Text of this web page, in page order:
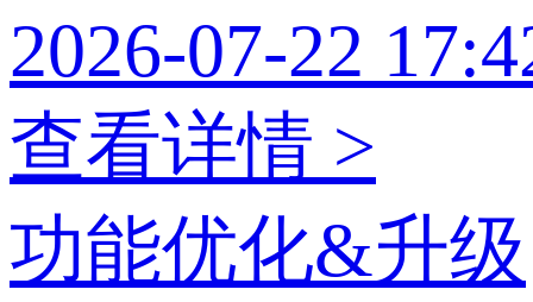
2026-07-22
查看详情 >
功能优化&升级